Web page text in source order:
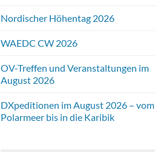
Nordischer Höhentag 2026
WAEDC CW 2026
OV-Treffen und Veranstaltungen im
August 2026
DXpeditionen im August 2026 – vom
Polarmeer bis in die Karibik